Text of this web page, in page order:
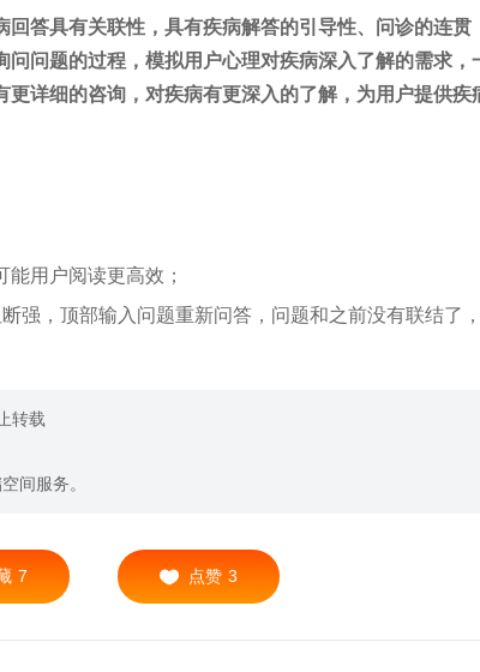
答具有关联性，具有疾病解答的引导性、问诊的连贯
问题的过程，模拟用户心理对疾病深入了解的需求，
详细的咨询，对疾病有更深入的了解，为用户提供疾
用户阅读更高效；
强，顶部输入问题重新问答，问题和之前没有联结了
转载
间服务。
7 点赞 3